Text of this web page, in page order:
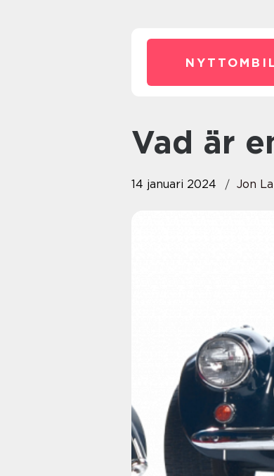
Vad är
14 januari 2024 Jon